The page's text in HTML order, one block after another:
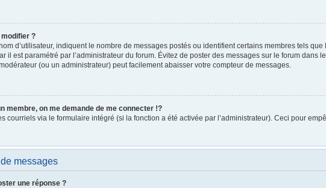
modifier ?
d’utilisateur, indiquent le nombre de messages postés ou identifient certains membres tels
il est paramétré par l’administrateur du forum. Évitez de poster des messages sur le forum
(ou un administrateur) peut facilement abaisser votre compteur de messages.
membre, on me demande de me connecter !?
courriels via le formulaire intégré (si la fonction a été activée par l’administrateur). Ceci pour
messages
une réponse ?